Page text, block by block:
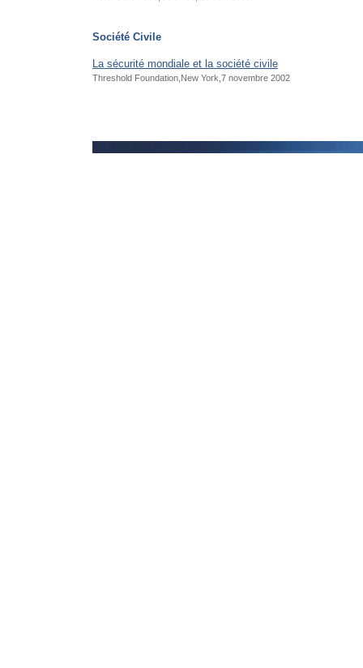
Société Civile
La sécurité mondiale et la société civile
Threshold Foundation,New York,7 novembre 2002